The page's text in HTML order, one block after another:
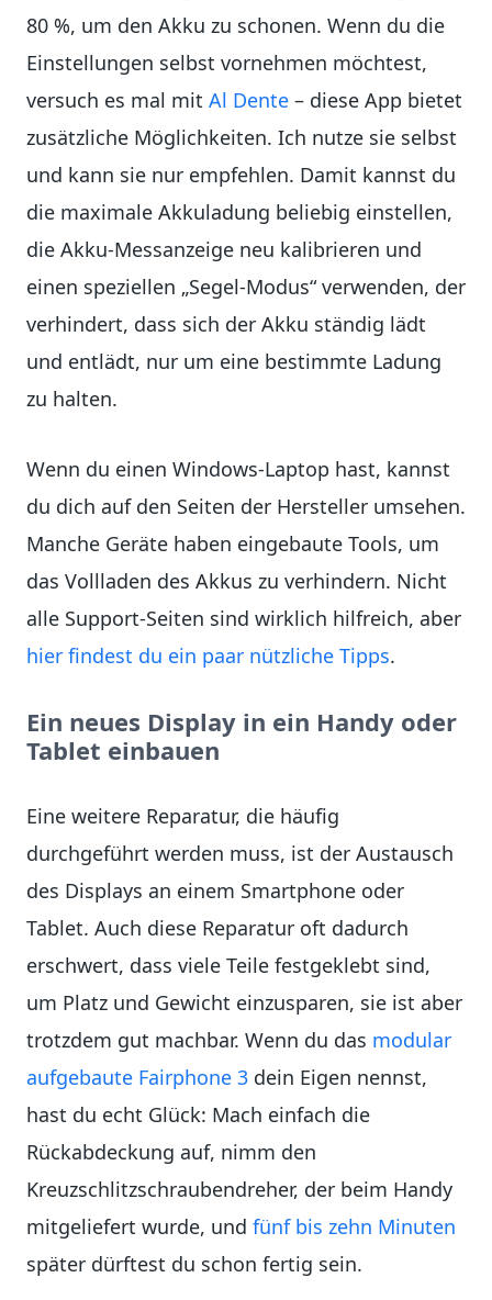
80 %, um den Akku zu schonen. Wenn du die
Einstellungen selbst vornehmen möchtest,
versuch es mal mit Al Dente – diese App bietet
zusätzliche Möglichkeiten. Ich nutze sie selbst
und kann sie nur empfehlen. Damit kannst du
die maximale Akkuladung beliebig einstellen,
die Akku-Messanzeige neu kalibrieren und
einen speziellen „Segel-Modus“ verwenden, der
verhindert, dass sich der Akku ständig lädt
und entlädt, nur um eine bestimmte Ladung
zu halten.
Wenn du einen Windows-Laptop hast, kannst
du dich auf den Seiten der Hersteller umsehen.
Manche Geräte haben eingebaute Tools, um
das Vollladen des Akkus zu verhindern. Nicht
alle Support-Seiten sind wirklich hilfreich, aber
hier findest du ein paar nützliche Tipps.
Ein neues Display in ein Handy oder
Tablet einbauen
Eine weitere Reparatur, die häufig
durchgeführt werden muss, ist der Austausch
des Displays an einem Smartphone oder
Tablet. Auch diese Reparatur oft dadurch
erschwert, dass viele Teile festgeklebt sind,
um Platz und Gewicht einzusparen, sie ist aber
trotzdem gut machbar. Wenn du das modular
aufgebaute Fairphone 3 dein Eigen nennst,
hast du echt Glück: Mach einfach die
Rückabdeckung auf, nimm den
Kreuzschlitzschraubendreher, der beim Handy
mitgeliefert wurde, und fünf bis zehn Minuten
später dürftest du schon fertig sein.